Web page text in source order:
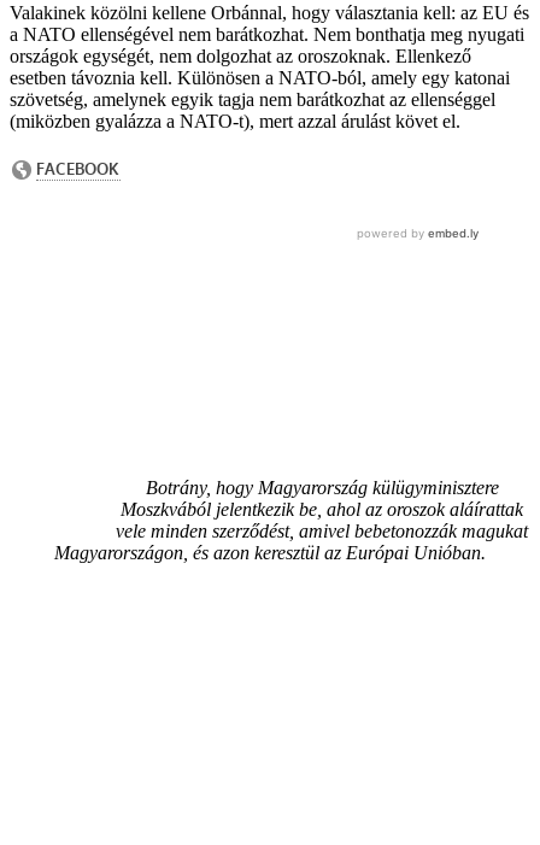
Valakinek közölni kellene Orbánnal, hogy választania kell: az EU és
a NATO ellenségével nem barátkozhat. Nem bonthatja meg nyugati
országok egységét, nem dolgozhat az oroszoknak. Ellenkező
esetben távoznia kell. Különösen a NATO-ból, amely egy katonai
szövetség, amelynek egyik tagja nem barátkozhat az ellenséggel
(miközben gyalázza a NATO-t), mert azzal árulást követ el.
Botrány, hogy Magyarország külügyminisztere
Moszkvából jelentkezik be, ahol az oroszok aláírattak
vele minden szerződést, amivel bebetonozzák magukat
Magyarországon, és azon keresztül az Európai Unióban.